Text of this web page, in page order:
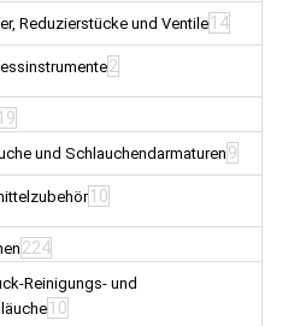
Reduzierstücke und Ventile 14
2
19
und Schlauchendarmaturen 9
10
224
Reinigungs- und
10